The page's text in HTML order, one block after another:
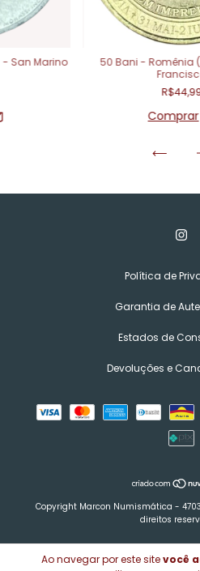
Ao navegar por este sitevocê
- San Marino
50 Bani - Romênia
Política de
Garantia de
Estados de
Devoluções e
Copyright Marcon Numismática -
direitos